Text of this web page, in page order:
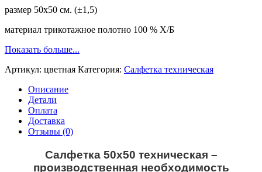
цветная,
плотность
160,
ХБ
%
размер 50х50 см. (±1,5)
материал трикотажное полотно 100 % Х/Б
Показать больше...
Артикул: цветная Категория: Салфетка техническая
Описание
Детали
Оплата
Доставка
Отзывы (0)
Салфетка 50х50 техническая –
производственная необходимость